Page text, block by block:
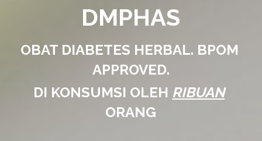
DMPHAS
OBAT DIABETES HERBAL. BPOM
APPROVED.
DI KONSUMSI OLEH RIBUAN
ORANG